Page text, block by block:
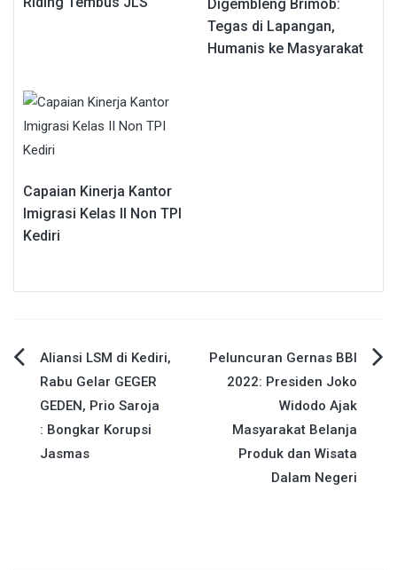
Digembleng Brimob:
Tegas di Lapangan,
Humanis ke Masyarakat
Capaian Kinerja Kantor
Imigrasi Kelas II Non TPI
Kediri
Navigasi
pos
Aliansi LSM di Kediri,
Rabu Gelar GEGER
GEDEN, Prio Saroja
: Bongkar Korupsi
Jasmas
Peluncuran Gernas BBI
2022: Presiden Joko
Widodo Ajak
Masyarakat Belanja
Produk dan Wisata
Dalam Negeri